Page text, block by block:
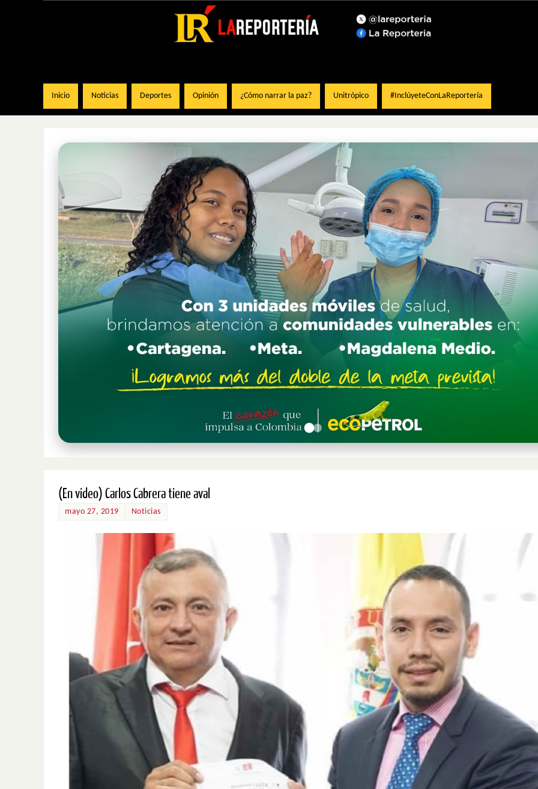
Inicio Noticias Deportes Opinión ¿Cómo narrar la paz? Unitrópico #InclúyeteConLaReportería
(En video) Carlos Cabrera tiene aval
mayo 27, 2019 Noticias